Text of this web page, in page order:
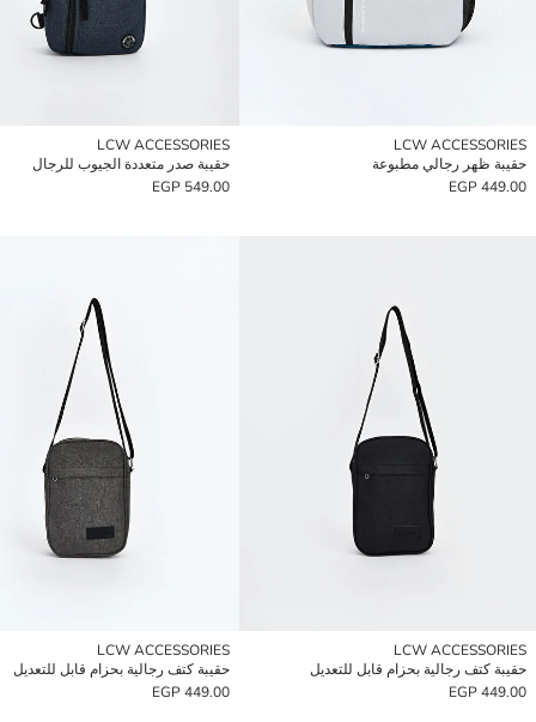
LCW ACCESSORIES
حقيبة ظهر رجالي مطبوعة
449.00 EGP
LCW ACCESSORIES
حقيبة صدر متعددة الجيوب للرجال
549.00 EGP
LCW ACCESSORIES
حقيبة كتف رجالية بحزام قابل للتعديل
449.00 EGP
LCW ACCESSORIES
حقيبة كتف رجالية بحزام قابل للتعديل
449.00 EGP